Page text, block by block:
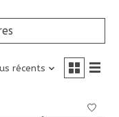
récents